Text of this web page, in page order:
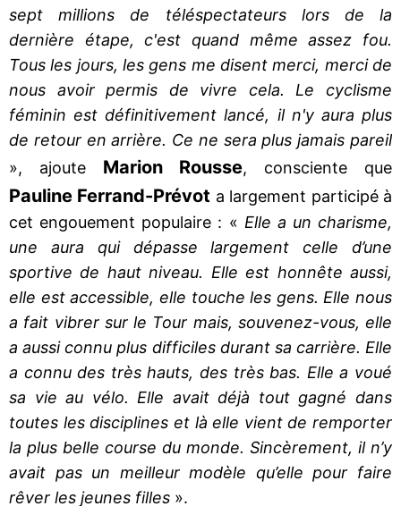
sept millions de téléspectateurs lors de la
dernière étape, c'est quand même assez fou.
Tous les jours, les gens me disent merci, merci de
nous avoir permis de vivre cela. Le cyclisme
féminin est définitivement lancé, il n'y aura plus
de retour en arrière. Ce ne sera plus jamais pareil
», ajoute Marion Rousse, consciente que
Pauline Ferrand-Prévot a largement participé à
cet engouement populaire : « Elle a un charisme,
une aura qui dépasse largement celle d’une
sportive de haut niveau. Elle est honnête aussi,
elle est accessible, elle touche les gens. Elle nous
a fait vibrer sur le Tour mais, souvenez-vous, elle
a aussi connu plus difficiles durant sa carrière. Elle
a connu des très hauts, des très bas. Elle a voué
sa vie au vélo. Elle avait déjà tout gagné dans
toutes les disciplines et là elle vient de remporter
la plus belle course du monde. Sincèrement, il n’y
avait pas un meilleur modèle qu’elle pour faire
rêver les jeunes filles ».